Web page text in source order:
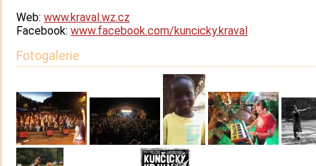
Web: www.kraval.wz.cz
Facebook: www.facebook.com/kuncicky.kraval
Fotogalerie